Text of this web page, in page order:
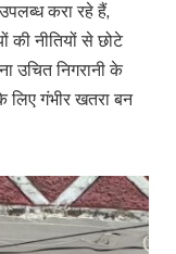
करा रहे हैं,
की नीतियों से छोटे
उचित निगरानी के
लिए गंभीर खतरा बन